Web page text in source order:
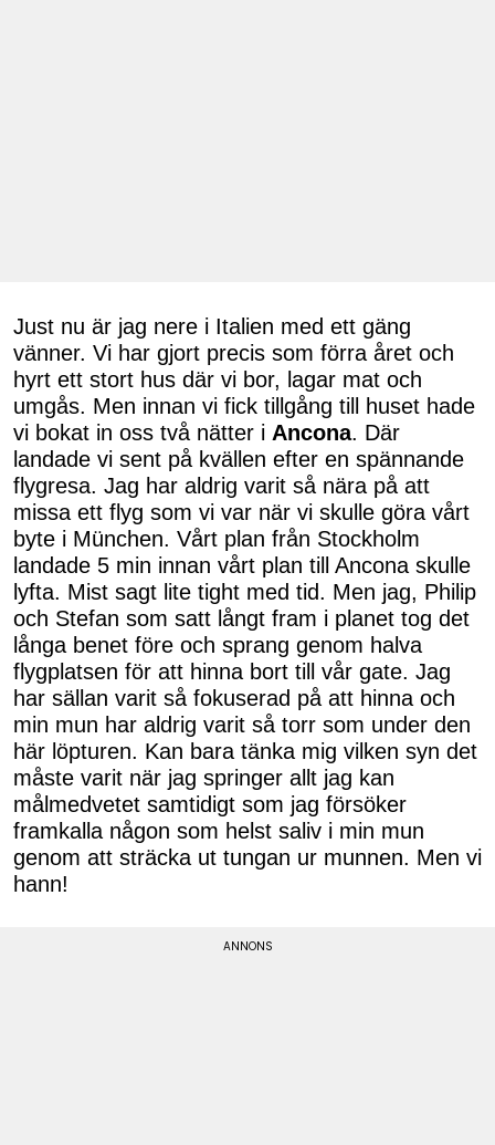
Just nu är jag nere i Italien med ett gäng
vänner. Vi har gjort precis som förra året och
hyrt ett stort hus där vi bor, lagar mat och
umgås. Men innan vi fick tillgång till huset hade
vi bokat in oss två nätter i Ancona. Där
landade vi sent på kvällen efter en spännande
flygresa. Jag har aldrig varit så nära på att
missa ett flyg som vi var när vi skulle göra vårt
byte i München. Vårt plan från Stockholm
landade 5 min innan vårt plan till Ancona skulle
lyfta. Mist sagt lite tight med tid. Men jag, Philip
och Stefan som satt långt fram i planet tog det
långa benet före och sprang genom halva
flygplatsen för att hinna bort till vår gate. Jag
har sällan varit så fokuserad på att hinna och
min mun har aldrig varit så torr som under den
här löpturen. Kan bara tänka mig vilken syn det
måste varit när jag springer allt jag kan
målmedvetet samtidigt som jag försöker
framkalla någon som helst saliv i min mun
genom att sträcka ut tungan ur munnen. Men vi
hann!